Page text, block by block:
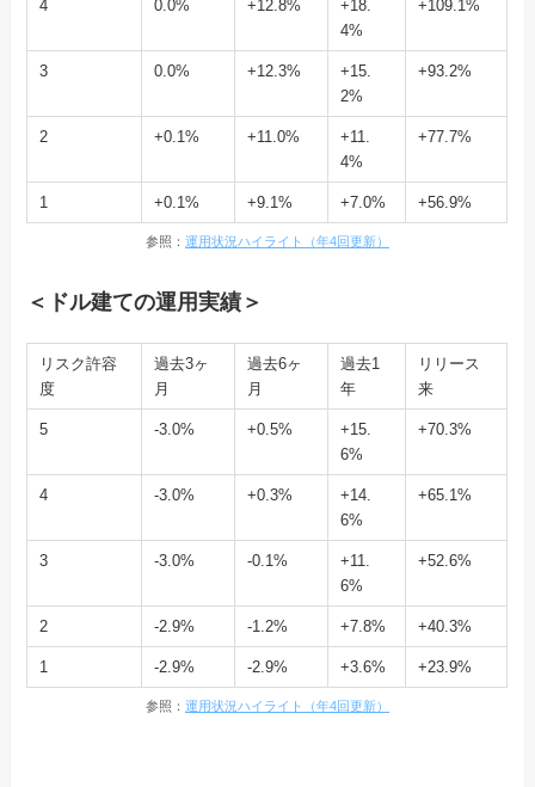
4 0.0% +12.8%
+18.
4%
+109.1%
3 0.0% +12.3%
+15.
2%
+93.2%
2 +0.1% +11.0%
+11.
4%
+77.7%
1 +0.1% +9.1% +7.0% +56.9%
参照： 運用状況ハイライト（年4回更新）
＜ドル建ての運用実績＞
リスク許容
度
過去3ヶ
月
過去6ヶ
月
過去1
年
リリース
来
5 -3.0% +0.5%
+15.
6%
+70.3%
4 -3.0% +0.3%
+14.
6%
+65.1%
3 -3.0% -0.1%
+11.
6%
+52.6%
2 -2.9% -1.2% +7.8% +40.3%
1 -2.9% -2.9% +3.6% +23.9%
参照： 運用状況ハイライト（年4回更新）